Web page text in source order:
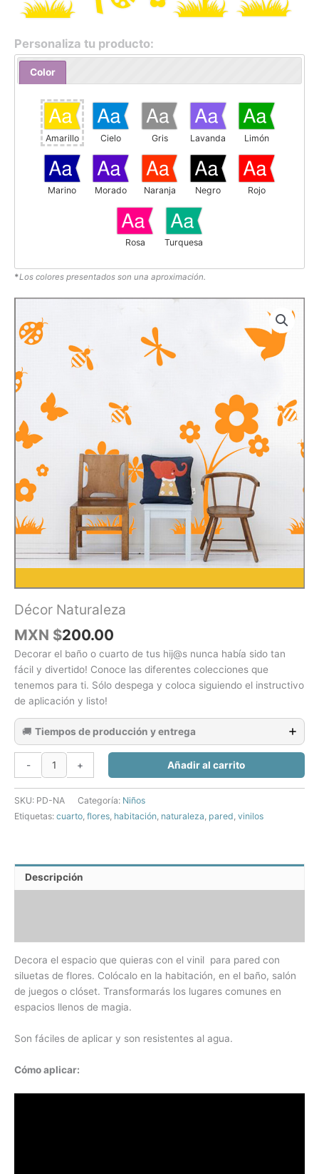
Personaliza tu producto:
Color
Amarillo Cielo Gris Lavanda Limón
Marino Morado Naranja Negro Rojo
Rosa Turquesa
*Los colores presentados son una aproximación.
Décor Naturaleza
MXN $200.00
Decorar el baño o cuarto de tus hij@s nunca había sido tan
fácil y divertido! Conoce las diferentes colecciones que
tenemos para ti. Sólo despega y coloca siguiendo el instructivo
de aplicación y listo!
🚚 Tiempos de producción y entrega
-
-
Siluetas
cantidad
+ Añadir al carrito
SKU: PD-NA Categoría: Niños
Etiquetas: cuarto, flores, habitación, naturaleza, pared, vinilos
Descripción
Decora el espacio que quieras con el vinil para pared con
siluetas de flores. Colócalo en la habitación, en el baño, salón
de juegos o clóset. Transformarás los lugares comunes en
espacios llenos de magia.
Son fáciles de aplicar y son resistentes al agua.
Cómo aplicar: